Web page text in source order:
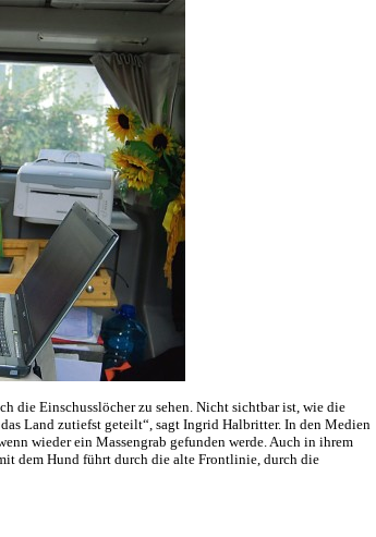
die Einschusslöcher zu sehen. Nicht sichtbar ist, wie die
Land zutiefst geteilt“, sagt Ingrid Halbritter. In den Medien
wieder ein Massengrab gefunden werde. Auch in ihrem
dem Hund führt durch die alte Frontlinie, durch die